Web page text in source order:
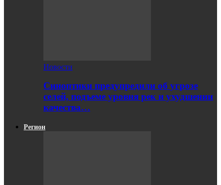
Новости
Синоптики предупредили об угрозе
селей, подъеме уровня рек и ухудшении
качества…
Регион